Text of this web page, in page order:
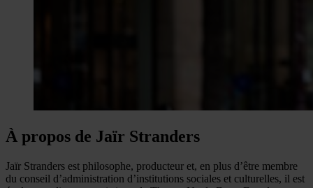
À propos de Jaïr Stranders
Jaïr Stranders est philosophe, producteur et, en plus d’être membre
du conseil d’administration d’institutions sociales et culturelles, il est